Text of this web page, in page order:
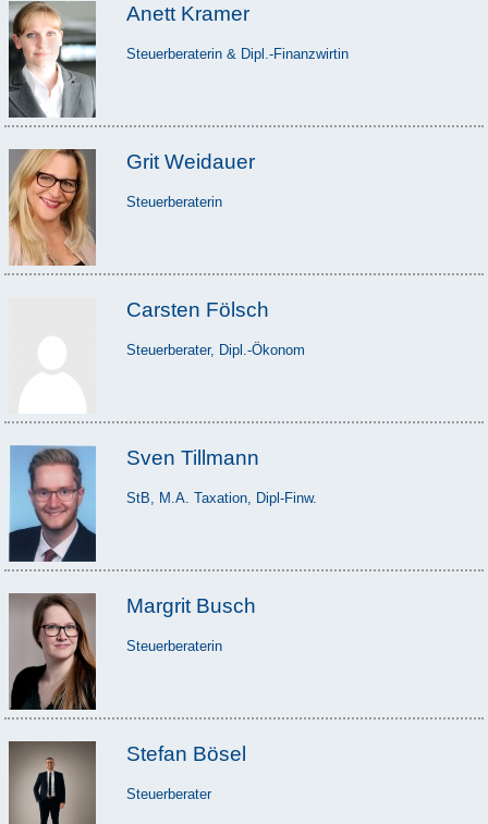
Anett Kramer
Steuerberaterin & Dipl.-Finanzwirtin
Grit Weidauer
Steuerberaterin
Carsten Fölsch
Steuerberater, Dipl.-Ökonom
Sven Tillmann
StB, M.A. Taxation, Dipl-Finw.
Margrit Busch
Steuerberaterin
Stefan Bösel
Steuerberater